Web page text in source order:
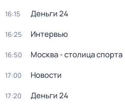
16:15 Деньги 24
16:25 Интервью
16:50 Москва - столица спорта
17:00 Новости
17:20 Деньги 24